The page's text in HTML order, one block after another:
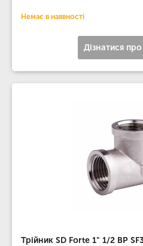
Немає в наявності
Дізнатися
Трійник SD Forte 1" 1/2 ВР